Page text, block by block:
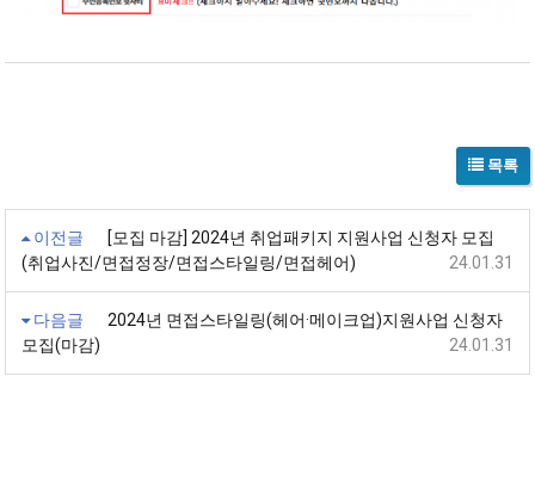
목록
이전글
[모집 마감] 2024년 취업패키지 지원사업 신청자 모집
(취업사진/면접정장/면접스타일링/면접헤어)
24.01.31
다음글
2024년 면접스타일링(헤어·메이크업)지원사업 신청자
모집(마감)
24.01.31